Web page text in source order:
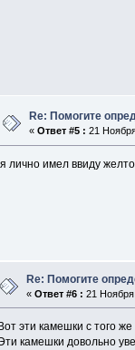
Re: Помогите
«Ответ #5 : 21
я лично имел ввиду
Re: Помогите
«Ответ #6 : 21
Вот эти камешки с того
камешки довольно